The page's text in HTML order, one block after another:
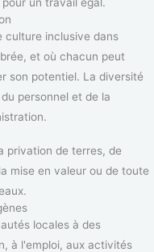
culture inclusive dans
et où chacun peut
son potentiel. La diversité
personnel et de la
privation de terres, de
mise en valeur ou de toute
locales à des
à l'emploi, aux activités